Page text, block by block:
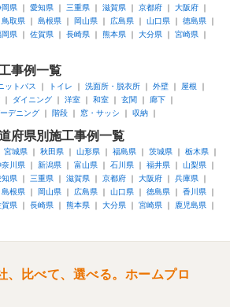
岡県 愛知県 三重県 滋賀県 京都府
大阪府
鳥取県 島根県 岡山県 広島県 山口県
徳島県
岡県 佐賀県 長崎県 熊本県 大分県
宮崎県
事例一覧
ットバス トイレ 洗面所・脱衣所 外壁
屋根
ダイニング 洋室 和室 玄関
廊下
デニング 階段 窓・サッシ 収納
府県別施工事例一覧
宮城県 秋田県 山形県 福島県 茨城県
栃木県
奈川県 新潟県 富山県 石川県 福井県
山梨県
知県 三重県 滋賀県 京都府 大阪府
兵庫県
島根県 岡山県 広島県 山口県 徳島県
香川県
賀県 長崎県 熊本県 大分県 宮崎県
鹿児島県
、比べて、選べる。ホームプロ